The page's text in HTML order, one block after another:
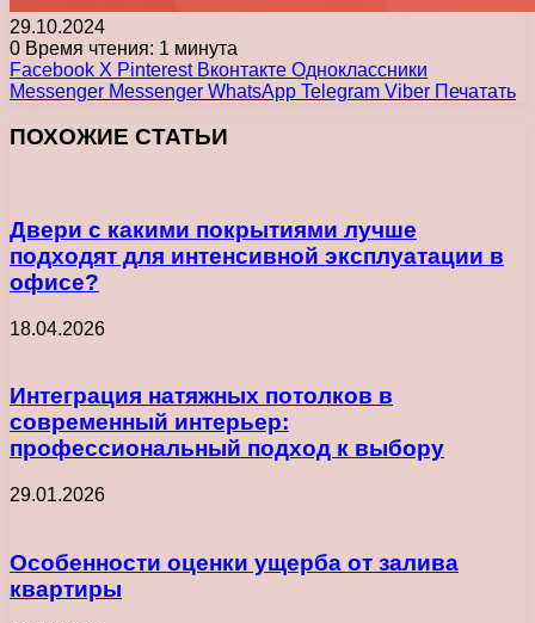
29.10.2024
0 Время чтения: 1 минута
Facebook X Pinterest Вконтакте Одноклассники
Messenger Messenger WhatsApp Telegram Viber Печатать
ПОХОЖИЕ СТАТЬИ
Двери с какими покрытиями лучше
подходят для интенсивной эксплуатации в
офисе?
18.04.2026
Интеграция натяжных потолков в
современный интерьер:
профессиональный подход к выбору
29.01.2026
Особенности оценки ущерба от залива
квартиры